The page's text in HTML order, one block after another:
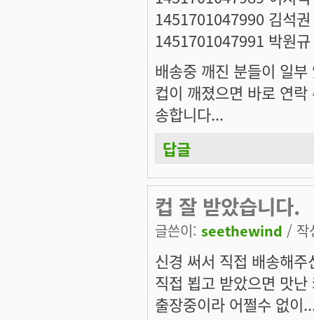
1451701047990 김석권
1451701047991 박원규
배송중 깨진 분들이 일
컵이 깨졌으면 바로 연
송합니다...
답글
컵 잘 받았습니다.
글쓴이: seethewind / 작
신경 써서 직접 배송해
직접 뵙고 받았으면 맛
출장중이라 어쩔수 없이